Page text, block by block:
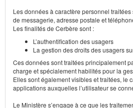
Les données à caractère personnel
de messagerie, adresse postale et
Les finalités de Cerbère sont :
L’authentification des usagers
La gestion des droits des usagers
Ces données sont traitées principalement
charge et spécialement habilités pour la
Elles sont également visibles et traitées, le
applications auxquelles l’utilisateur se
Le Ministère s’engage à ce que les